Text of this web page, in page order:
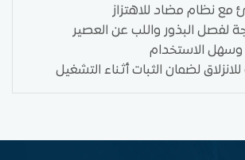
نظام مضاد للاهتزاز
البذور واللب عن العصير
الاستخدام
لضمان الثبات أثناء التشغيل